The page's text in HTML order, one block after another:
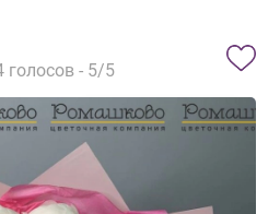
голосов - 5/5
СЕЗОННЫЕ ЦВЕТЫ